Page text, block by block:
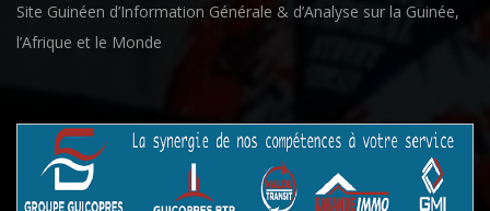
Site Guinéen d’Information Générale & d’Analyse sur la Guinée,
l’Afrique et le Monde